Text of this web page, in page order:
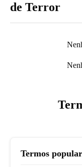
de Terror
Termos